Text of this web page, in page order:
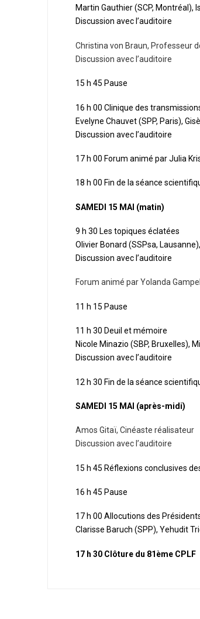
Martin Gauthier (SCP, Montréal),
Discussion avec l’auditoire
Christina von Braun, Professeur
Discussion avec l’auditoire
15 h 45 Pause
16 h 00 Clinique des
Evelyne Chauvet (SPP, Paris),
Discussion avec l’auditoire
17 h 00 Forum animé par Julia
18 h 00 Fin de la séance
SAMEDI 15 MAI (matin)
9 h 30 Les topiques éclatées
Olivier Bonard (SSPsa, Lausanne),
Discussion avec l’auditoire
Forum animé par Yolanda
11 h 15 Pause
11 h 30 Deuil et mémoire
Nicole Minazio (SBP, Bruxelles),
Discussion avec l’auditoire
12 h 30 Fin de la séance
SAMEDI 15 MAI (après-midi)
Amos Gitaï, Cinéaste réalisateur
Discussion avec l’auditoire
15 h 45 Réflexions conclusives
16 h 45 Pause
17 h 00 Allocutions des
Clarisse Baruch (SPP), Yehudit
17 h 30 Clôture du 81ème CPLF